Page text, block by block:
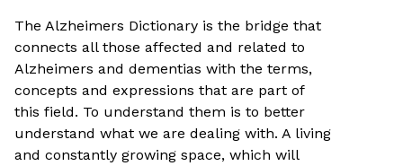
The Alzheimers Dictionary is the bridge that
connects all those affected and related to
Alzheimers and dementias with the terms,
concepts and expressions that are part of
this field. To understand them is to better
understand what we are dealing with. A living
and constantly growing space, which will